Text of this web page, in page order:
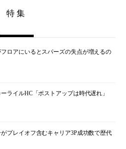
特集
ロアにいるとスパーズの失点が増えるの
ライルHC「ポストアップは時代遅れ」
プレイオフ含むキャリア3P成功数で歴代